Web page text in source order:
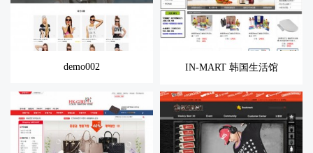
demo002 IN-MART 韩国生活馆